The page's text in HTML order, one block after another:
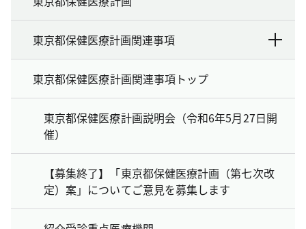
東京都保健医療計画関連事項
東京都保健医療計画関連事項トップ
東京都保健医療計画説明会（令和6年5月27日開
催）
【募集終了】「東京都保健医療計画（第七次改
定）案」についてご意見を募集します